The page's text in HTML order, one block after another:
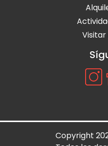
Copyright